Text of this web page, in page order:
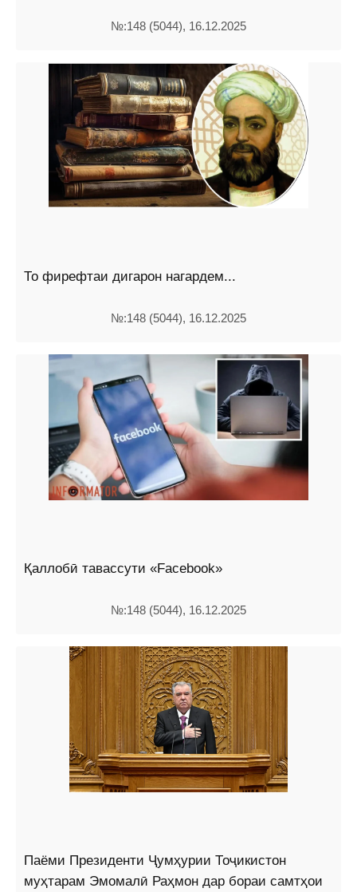
№:148 (5044), 16.12.2025
То фирефтаи дигарон нагардем...
№:148 (5044), 16.12.2025
Қаллобӣ тавассути «Facebook»
№:148 (5044), 16.12.2025
Паёми Президенти Ҷумҳурии Тоҷикистон
муҳтарам Эмомалӣ Раҳмон дар бораи самтҳои